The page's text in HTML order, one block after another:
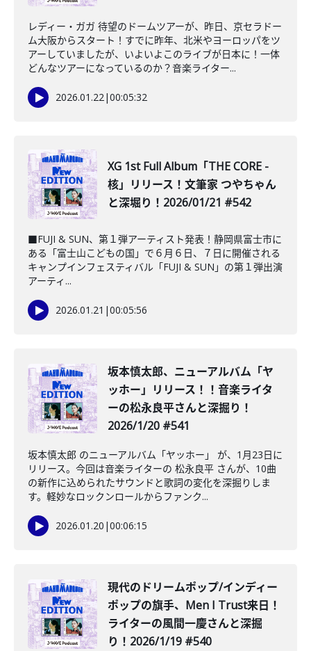
レディー・ガガ 待望のドームツアーが、昨日、京セラドー
ム大阪からスタート！すでに昨年、北米やヨーロッパをツ
アーしていましたが、いよいよこのライブが日本に！一体
どんなツアーになっているのか？音楽ライター...
2026.01.22|00:05:32
XG 1st Full Album「THE CORE -
核」リリース！文筆家 つやちゃん
と深堀り！2026/01/21 #542
■FUJI & SUN、第１弾アーティスト発表！静岡県富士市に
ある「富士山こどもの国」で６月６日、７日に開催される
キャンプインフェスティバル「FUJI & SUN」の第１弾出演
アーティ...
2026.01.21 |00:05:56
️坂本慎太郎、ニューアルバム「ヤ
ッホー」リリース！！音楽ライタ
ーの松永良平さんと深掘り！
2026/1/20 #541
坂本慎太郎 のニューアルバム「ヤッホー」 が、1月23日に
リリース。今回は音楽ライターの 松永良平 さんが、10曲
の新作に込められたサウンドと歌詞の変化を深掘りしま
す。軽妙なロックンロールからファンク...
2026.01.20 |00:06:15
️現代のドリームポップ/インディー
ポップの旗手、Men I Trust来日！
ライターの風間一慶さんと深掘
り！2026/1/19 #540